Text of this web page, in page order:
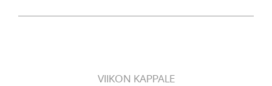
VIIKON KAPPALE